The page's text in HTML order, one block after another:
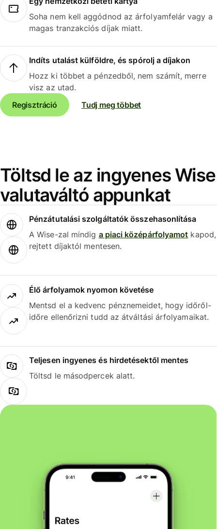
Soha nem kell aggódnod az árfolyamfelár vagy a
magas tranzakciós díjak miatt.
Indíts utalást külföldre, és spórolj a díjakon
Hozz ki többet a pénzedből, nem számít, merre
visz az utad.
Regisztráció
Tudj meg többet
Töltsd le az ingyenes Wise
valutaváltó appunkat
Pénzátutalási szolgáltatók összehasonlítása
A Wise-zal mindig a piaci középárfolyamot kapod,
rejtett díjaktól mentesen.
Élő árfolyamok nyomon követése
Mentsd el a kedvenc pénznemeidet, hogy időről-
időre ellenőrizni tudd az átváltási árfolyamaikat.
Teljesen ingyenes és hirdetésektől mentes
Töltsd le másodpercek alatt.